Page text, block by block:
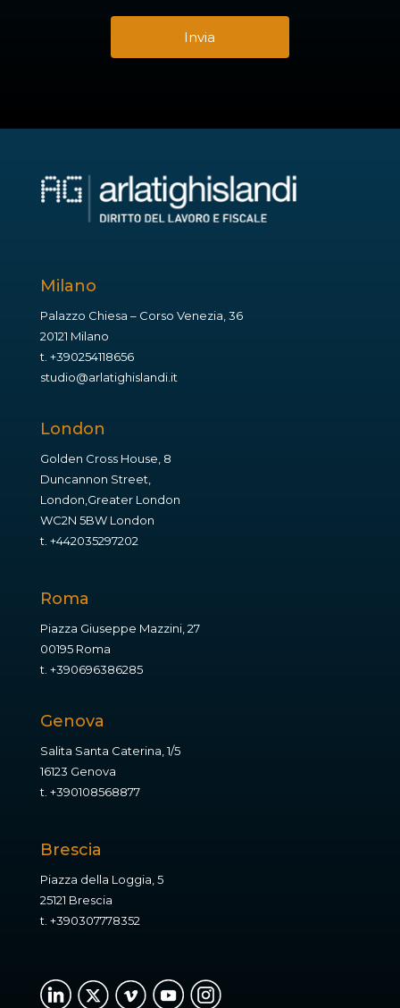
Milano
Palazzo Chiesa – Corso Venezia, 36
20121 Milano
t. +390254118656
studio@arlatighislandi.it
London
Golden Cross House, 8
Duncannon Street,
London,Greater London
WC2N 5BW London
t. +442035297202
Roma
Piazza Giuseppe Mazzini, 27
00195 Roma
t. +390696386285
Genova
Salita Santa Caterina, 1/5
16123 Genova
t. +390108568877
Brescia
Piazza della Loggia, 5
25121 Brescia
t. +390307778352